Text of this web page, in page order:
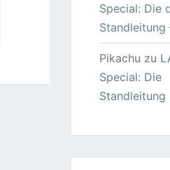
Special: Die
Standleitung
Pikachu zu
Special: Die
Standleitung